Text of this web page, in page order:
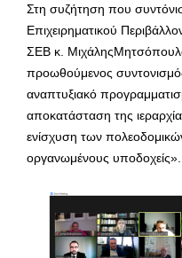
Στη συζήτηση που
Επιχειρηματικού
ΣΕΒ κ.
προωθούμενος
αναπτυξιακό
αποκατάσταση της
ενίσχυση των
οργανωμένους υποδοχείς».